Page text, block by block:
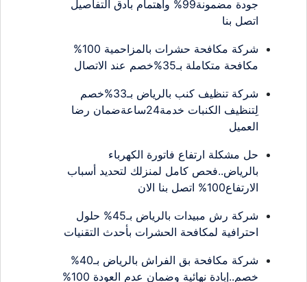
جودة مضمونة99% واهتمام بأدق التفاصيل
اتصل بنا
شركة مكافحة حشرات بالمزاحمية 100%
مكافحة متكاملة بـ35%خصم عند الاتصال
شركة تنظيف كنب بالرياض بـ33%خصم
لِتنظيف الكنبات خدمة24ساعةضمان رضا
العميل
حل مشكلة ارتفاع فاتورة الكهرباء
بالرياض..فحص كامل لمنزلك لتحديد أسباب
الارتفاع100% اتصل بنا الان
شركة رش مبيدات بالرياض بـ45% حلول
احترافية لمكافحة الحشرات بأحدث التقنيات
شركة مكافحة بق الفراش بالرياض بـ40%
خصم..إبادة نهائية وضمان عدم العودة 100%